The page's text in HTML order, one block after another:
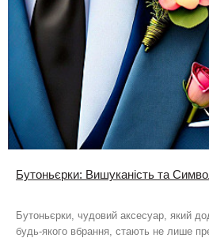
Бутоньєрки: Вишуканість та
Бутоньєрки, чудовий аксесуар, який
будь-якого вбрання, стають не лише